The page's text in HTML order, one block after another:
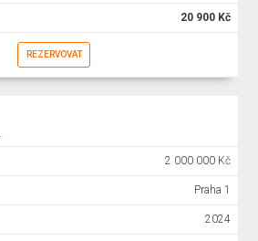
20 900 Kč
REZERVOVAT
2 000 000 Kč
Praha 1
2024